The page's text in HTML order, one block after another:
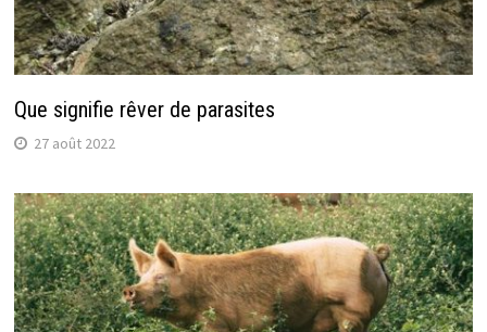
Que signifie rêver de parasites
27 août 2022